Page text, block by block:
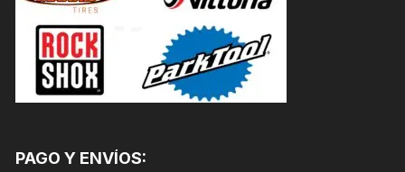
PAGO Y ENVÍOS: